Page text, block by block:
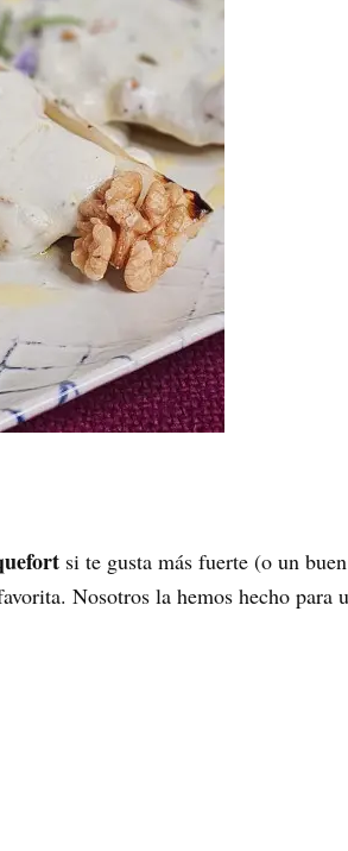
si te gusta más fuerte (o un
Nosotros la hemos hecho para